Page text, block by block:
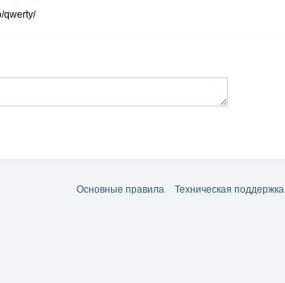
qwerty/
Основные правила Техническая поддержка